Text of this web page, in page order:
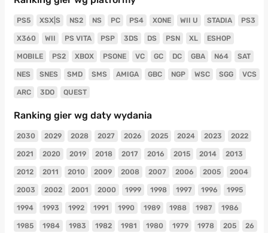
PS5 XSX|S NS2 NS PC PS4 XONE WII U STADIA PS3
X360 WII PS VITA PSP 3DS DS PSN XL ESHOP
MOBILE PS2 XBOX PSONE VC GC DC GBA N64 SAT
NES SNES SMD SMS AMIGA GBC NGP WSC SGG VCS
ARC 3DO QUEST
Ranking gier wg daty wydania
2030 2029 2028 2027 2026 2025 2024 2023 2022
2021 2020 2019 2018 2017 2016 2015 2014 2013
2012 2011 2010 2009 2008 2007 2006 2005 2004
2003 2002 2001 2000 1999 1998 1997 1996 1995
1994 1993 1992 1991 1990 1989 1988 1987 1986
1985 1984 1983 1982 1981 1980 1979 1978 205 26